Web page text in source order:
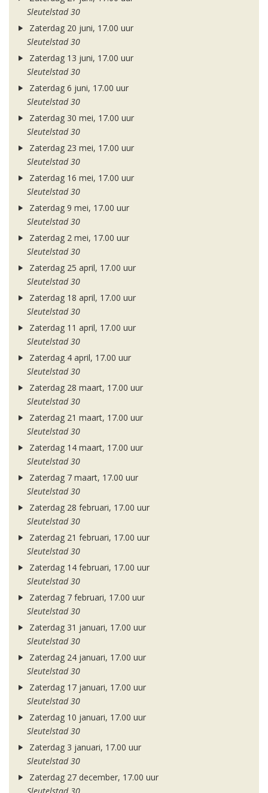
Sleutelstad 30
Zaterdag 20 juni, 17.00 uur
Sleutelstad 30
Zaterdag 13 juni, 17.00 uur
Sleutelstad 30
Zaterdag 6 juni, 17.00 uur
Sleutelstad 30
Zaterdag 30 mei, 17.00 uur
Sleutelstad 30
Zaterdag 23 mei, 17.00 uur
Sleutelstad 30
Zaterdag 16 mei, 17.00 uur
Sleutelstad 30
Zaterdag 9 mei, 17.00 uur
Sleutelstad 30
Zaterdag 2 mei, 17.00 uur
Sleutelstad 30
Zaterdag 25 april, 17.00 uur
Sleutelstad 30
Zaterdag 18 april, 17.00 uur
Sleutelstad 30
Zaterdag 11 april, 17.00 uur
Sleutelstad 30
Zaterdag 4 april, 17.00 uur
Sleutelstad 30
Zaterdag 28 maart, 17.00 uur
Sleutelstad 30
Zaterdag 21 maart, 17.00 uur
Sleutelstad 30
Zaterdag 14 maart, 17.00 uur
Sleutelstad 30
Zaterdag 7 maart, 17.00 uur
Sleutelstad 30
Zaterdag 28 februari, 17.00 uur
Sleutelstad 30
Zaterdag 21 februari, 17.00 uur
Sleutelstad 30
Zaterdag 14 februari, 17.00 uur
Sleutelstad 30
Zaterdag 7 februari, 17.00 uur
Sleutelstad 30
Zaterdag 31 januari, 17.00 uur
Sleutelstad 30
Zaterdag 24 januari, 17.00 uur
Sleutelstad 30
Zaterdag 17 januari, 17.00 uur
Sleutelstad 30
Zaterdag 10 januari, 17.00 uur
Sleutelstad 30
Zaterdag 3 januari, 17.00 uur
Sleutelstad 30
Zaterdag 27 december, 17.00 uur